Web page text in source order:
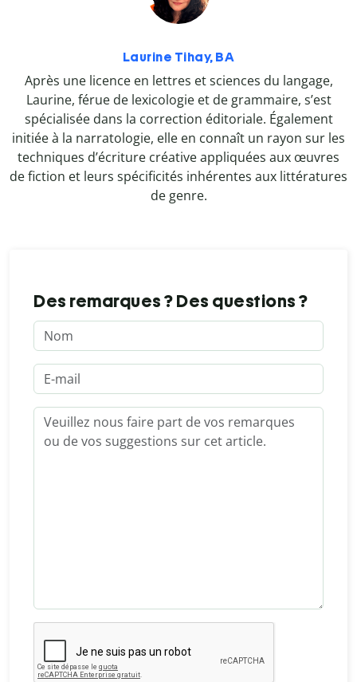
Laurine Tihay, BA
Après une licence en lettres et sciences du langage,
Laurine, férue de lexicologie et de grammaire, s’est
spécialisée dans la correction éditoriale. Également
initiée à la narratologie, elle en connaît un rayon sur les
techniques d’écriture créative appliquées aux œuvres
de fiction et leurs spécificités inhérentes aux littératures
de genre.
Des remarques ? Des questions ?